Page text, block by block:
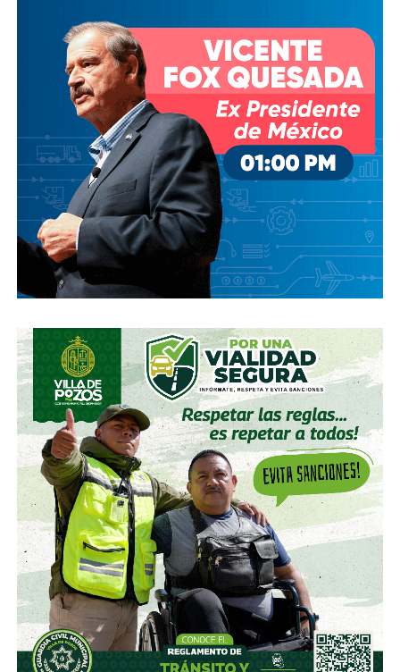
más que el pase a Semifinales.
En su autobiografía, Maradona lo escribió sin tapujos:
“Aunque habíamos dicho antes del partido que el fútbol no
tenía nada que ver con la guerra de las Malvinas, sabíamos
que habían matado a muchos chicos argentinos ahí.Los
mataron como pajaritos. Y eso era la revancha”.
Roberto Perfumo, ex jugador argentino, fue más claro
todavía: “En 1986, ganarle a Inglaterra era suficiente.
Ganar el Mundial era secundario para nosotros
Ganarle a Inglaterra era nuestro verdadero objetivo.”
La herida no se cerró en 1986, pero tampoco en 1998,
Final del Mundial de Francia. Un primer tiempo trepidante
que acabó 2 por 2 tras un golazo deMichael Oweny un
icónico tanto de
Javier Zanettitras un tiro libre. La
segunda mitad quedaría marcada porla expulsión del
entonces joven David Beckham por una patada al
‘Cholo’ Simeone que convertiría al ‘Spice Boy’ en
villano nacional por un buen rato. Los sudamericanos
se acabarían imponiendo en penales.
El asunto menos se calmó en 2002, cuando en Corea-
Japón, el mismoBeckham cobró el penal que eliminó a
Argentina en la Fase de Grupos. Los de Marcelo Bielsa
se fueron a las primeras de cambio de un Mundial al que
llegaron como favoritos y,
por primera vez desde la
guerra, volvieron a caer ante los inglesesen
semejantes instancias.